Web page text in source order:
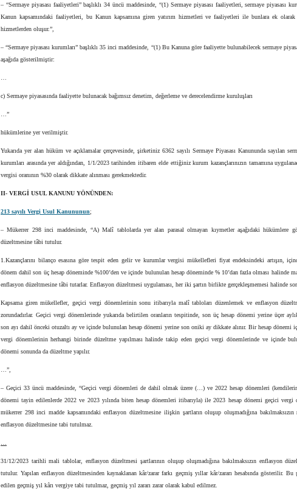
– “Sermaye piyasası faaliyetleri” başlıklı 34 üncü maddesinde, “(1) Sermaye piyasası faaliyetleri, sermaye piyasası
Kanun kapsamındaki faaliyetleri, bu Kanun kapsamına giren yatırım hizmetleri ve faaliyetleri ile bunlara ek
hizmetlerden oluşur.”,
– “Sermaye piyasası kurumları” başlıklı 35 inci maddesinde, “(1) Bu Kanuna göre faaliyette bulunabilecek sermaye
aşağıda gösterilmiştir:
c) Sermaye piyasasında faaliyette bulunacak bağımsız denetim, değerleme ve derecelendirme kuruluşları
…”
hükümlerine yer verilmiştir.
Yukarıda yer alan hüküm ve açıklamalar çerçevesinde, şirketiniz 6362 sayılı Sermaye Piyasası Kanununda sayılan
kurumları arasında yer aldığından, 1/1/2023 tarihinden itibaren elde ettiğiniz kurum kazançlarınızın tamamına
vergisi oranının %30 olarak dikkate alınması gerekmektedir.
II- VERGİ USUL KANUNU YÖNÜNDEN:
213 sayılı Vergi Usul Kanununun;
– Mükerrer 298 inci maddesinde, “A) Malî tablolarda yer alan parasal olmayan kıymetler aşağıdaki hükümlere
düzeltmesine tâbi tutulur.
1.Kazançlarını bilanço esasına göre tespit eden gelir ve kurumlar vergisi mükellefleri fiyat endeksindeki artışın,
dönem dahil son üç hesap döneminde %100’den ve içinde bulunulan hesap döneminde % 10’dan fazla olması halinde
enflasyon düzeltmesine tâbi tutarlar. Enflasyon düzeltmesi uygulaması, her iki şartın birlikte gerçekleşmemesi halinde
Kapsama giren mükellefler, geçici vergi dönemlerinin sonu itibarıyla malî tabloları düzenlemek ve enflasyon
zorundadırlar. Geçici vergi dönemlerinde yukarıda belirtilen oranların tespitinde, son üç hesap dönemi yerine üçer
son ayı dahil önceki otuzaltı ay ve içinde bulunulan hesap dönemi yerine son oniki ay dikkate alınır. Bir hesap dönemi
vergi dönemlerinin herhangi birinde düzeltme yapılması halinde takip eden geçici vergi dönemlerinde ve içinde
dönemi sonunda da düzeltme yapılır.
…”,
– Geçici 33 üncü maddesinde, “Geçici vergi dönemleri de dahil olmak üzere (…) ve 2022 hesap dönemleri
dönemi tayin edilenlerde 2022 ve 2023 yılında biten hesap dönemleri itibarıyla) ile 2023 hesap dönemi geçici vergi
mükerrer 298 inci madde kapsamındaki enflasyon düzeltmesine ilişkin şartların oluşup oluşmadığına
enflasyon düzeltmesine tabi tutulmaz.
31/12/2023 tarihli mali tablolar, enflasyon düzeltmesi şartlarının oluşup oluşmadığına bakılmaksızın enflasyon
tutulur. Yapılan enflasyon düzeltmesinden kaynaklanan kâr/zarar farkı geçmiş yıllar kâr/zararı hesabında gösterilir. Bu
edilen geçmiş yıl kârı vergiye tabi tutulmaz, geçmiş yıl zararı zarar olarak kabul edilmez.